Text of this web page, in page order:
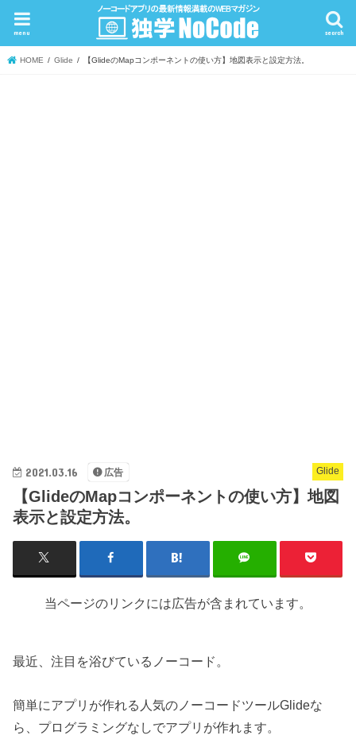
search
menu
HOME Glide 【GlideのMapコンポーネントの使い方】地図表示と設定方法。
Glide
2021.03.16 広告
【GlideのMapコンポーネントの使い方】地図
表示と設定方法。
当ページのリンクには広告が含まれています。
最近、注目を浴びているノーコード。
簡単にアプリが作れる人気のノーコードツールGlideな
ら、プログラミングなしでアプリが作れます。